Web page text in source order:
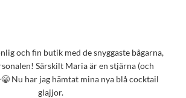
och fin butik med de snyggaste bågarna,
Särskilt Maria är en stjärna (och
Nu har jag hämtat mina nya blå cocktail
glajjor.